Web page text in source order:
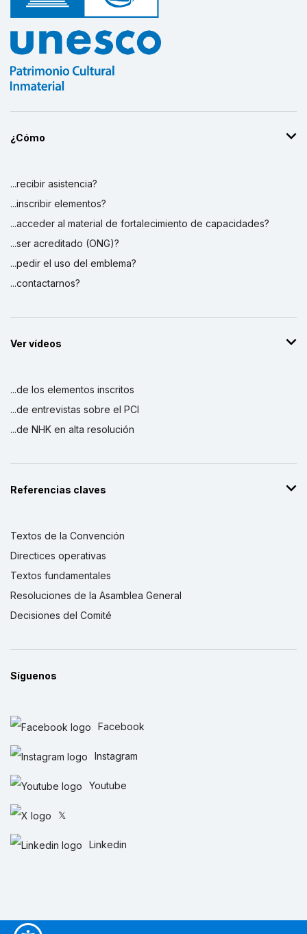
¿Cómo
...recibir asistencia?
...inscribir elementos?
...acceder al material de fortalecimiento de capacidades?
...ser acreditado (ONG)?
...pedir el uso del emblema?
...contactarnos?
Ver vídeos
...de los elementos inscritos
...de entrevistas sobre el PCI
...de NHK en alta resolución
Referencias claves
Textos de la Convención
Directices operativas
Textos fundamentales
Resoluciones de la Asamblea General
Decisiones del Comité
Síguenos
Facebook
Instagram
Youtube
𝕏
Linkedin